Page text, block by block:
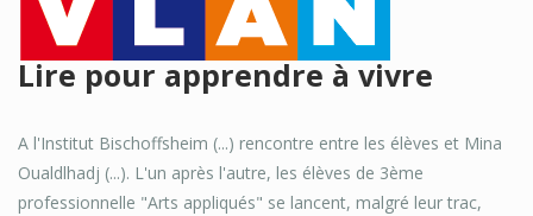
Lire pour apprendre à vivre
A l'Institut Bischoffsheim (...) rencontre entre les élèves et Mina
Oualdlhadj (...). L'un après l'autre, les élèves de 3ème
professionnelle "Arts appliqués" se lancent, malgré leur trac,